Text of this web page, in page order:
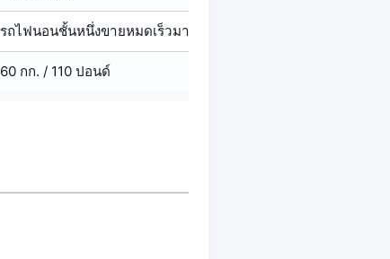
รถไฟนอนชั้นหนึ่งขายหมดเร็วมาก จองล่วงหน้าเพื่อให้มั่นใจว่าจะไ
60 กก. / 110 ปอนด์